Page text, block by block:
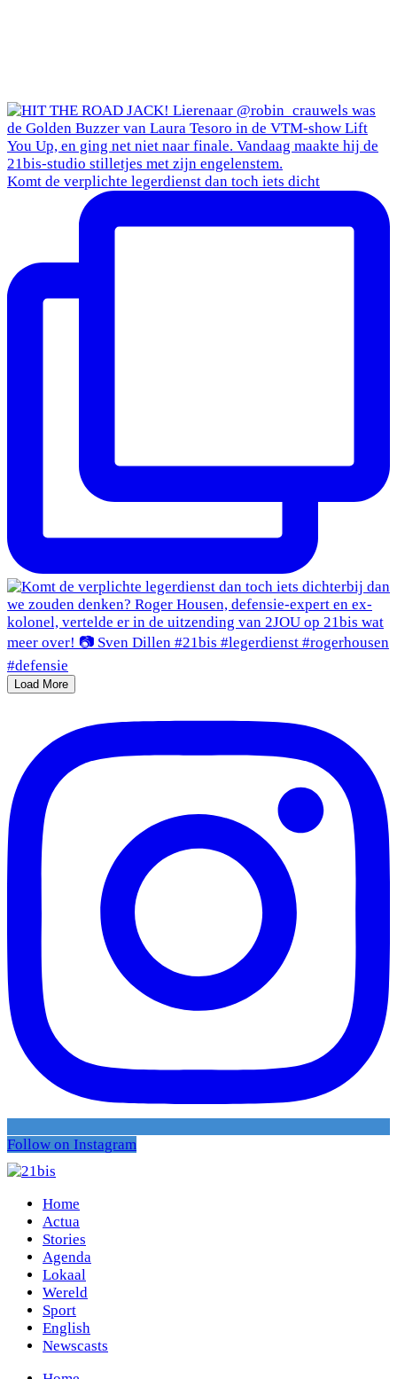
Komt de verplichte legerdienst dan toch iets dicht
Load More
Follow on Instagram
Home
Actua
Stories
Agenda
Lokaal
Wereld
Sport
English
Newscasts